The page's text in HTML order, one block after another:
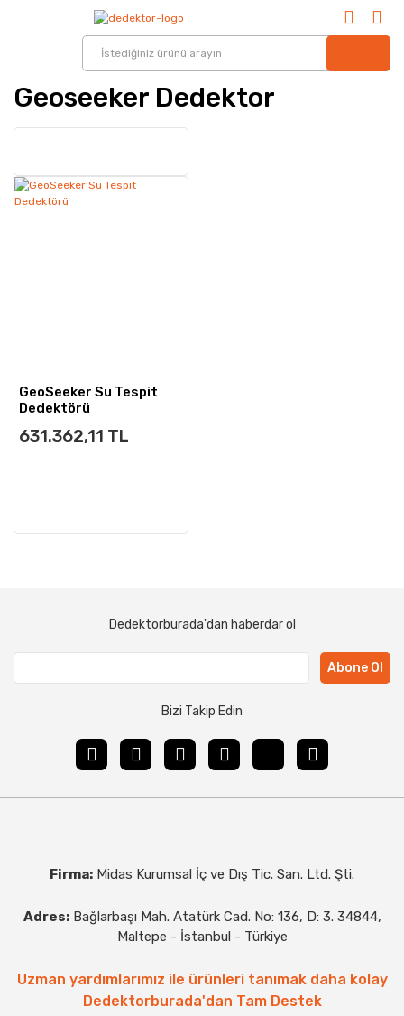
Geoseeker Dedektor
GeoSeeker Su Tespit
Dedektörü
631.362,11 TL
Dedektorburada'dan haberdar ol
Abone Ol
Bizi Takip Edin
Firma: Midas Kurumsal İç ve Dış Tic. San. Ltd. Şti.
Adres: Bağlarbaşı Mah. Atatürk Cad. No: 136, D: 3. 34844,
Maltepe - İstanbul - Türkiye
Uzman yardımlarımız ile ürünleri tanımak daha kolay
Dedektorburada'dan Tam Destek